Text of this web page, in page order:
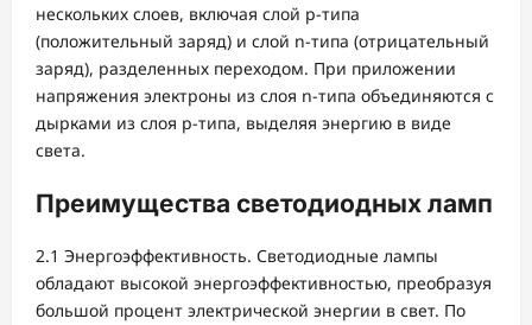
нескольких слоев, включая слой p-типа
(положительный заряд) и слой n-типа (отрицательный
заряд), разделенных переходом. При приложении
напряжения электроны из слоя n-типа объединяются с
дырками из слоя p-типа, выделяя энергию в виде
света.
Преимущества светодиодных ламп
2.1 Энергоэффективность. Светодиодные лампы
обладают высокой энергоэффективностью, преобразуя
большой процент электрической энергии в свет. По